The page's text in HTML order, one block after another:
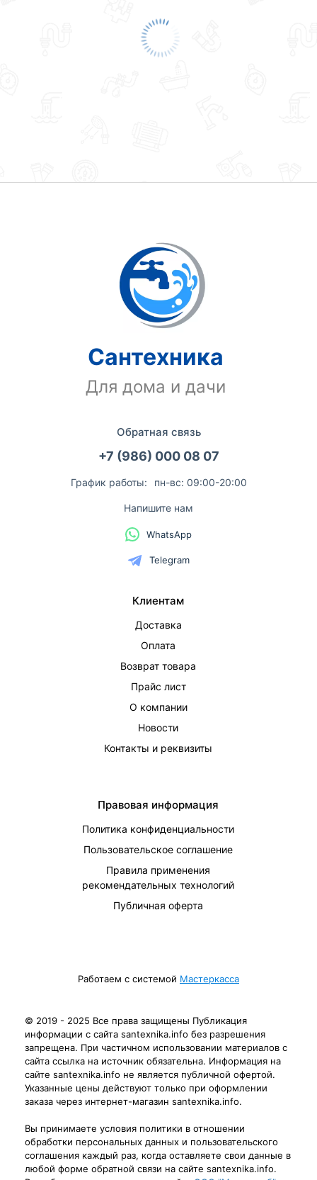
Сантехника
Для дома и дачи
Обратная связь
+7 (986) 000 08 07
График работы: пн-вс: 09:00-20:00
Напишите нам
WhatsApp
Telegram
Клиентам
Доставка
Оплата
Возврат товара
Прайс лист
О компании
Новости
Контакты и реквизиты
Правовая информация
Политика конфиденциальности
Пользовательское соглашение
Правила применения
рекомендательных технологий
Публичная оферта
Работаем с системой Мастеркасса
© 2019 - 2025 Все права защищены Публикация
информации с сайта santexnika.info без разрешения
запрещена. При частичном использовании материалов с
сайта ссылка на источник обязательна. Информация на
сайте santexnika.info не является публичной офертой.
Указанные цены действуют только при оформлении
заказа через интернет-магазин santexnika.info.
Вы принимаете условия политики в отношении
обработки персональных данных и пользовательского
соглашения каждый раз, когда оставляете свои данные в
любой форме обратной связи на сайте santexnika.info.